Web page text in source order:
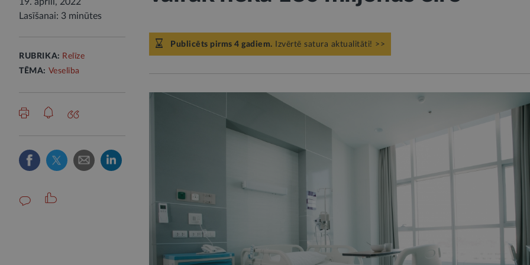
Lasīšanai: 3 minūtes
RUBRIKA: Relīze
TĒMA: Veselība
Publicēts pirms 4 gadiem. Izvērtē satura aktualitāti! >>